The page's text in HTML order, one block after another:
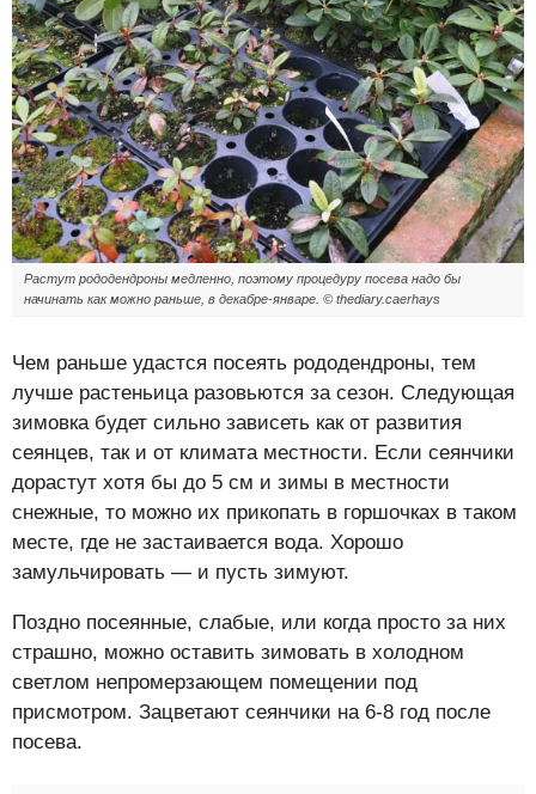
Растут рододендроны медленно, поэтому процедуру посева надо бы
начинать как можно раньше, в декабре-январе. © thediary.caerhays
Чем раньше удастся посеять рододендроны, тем
лучше растеньица разовьются за сезон. Следующая
зимовка будет сильно зависеть как от развития
сеянцев, так и от климата местности. Если сеянчики
дорастут хотя бы до 5 см и зимы в местности
снежные, то можно их прикопать в горшочках в таком
месте, где не застаивается вода. Хорошо
замульчировать — и пусть зимуют.
Поздно посеянные, слабые, или когда просто за них
страшно, можно оставить зимовать в холодном
светлом непромерзающем помещении под
присмотром. Зацветают сеянчики на 6-8 год после
посева.